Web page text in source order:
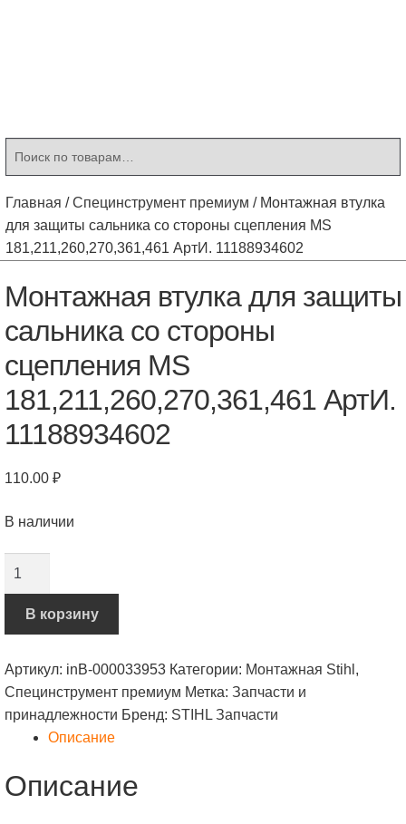
Главная /Специнструмент премиум / Монтажная втулка
для защиты сальника со стороны сцепления MS
181,211,260,270,361,461 АртИ. 11188934602
Монтажная втулка для защиты
сальника со стороны
сцепления MS
181,211,260,270,361,461 АртИ.
11188934602
110.00 ₽
В наличии
втулка
для
сальника
со
стороны
сцепления
181,211,260,270,361,461
В корзину
Артикул: inВ-000033953 Категории: Монтажная Stihl ,
Специнструмент премиум Метка: Запчасти и
принадлежности Бренд: STIHL Запчасти
Описание
Описание